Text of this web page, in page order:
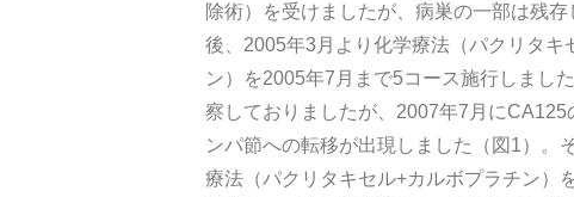
（註）本データの詳細につきましては、こちら
除術）を受けましたが、病巣の一部は残
後、2005年3月より化学療法（パクリタキ
ン）を2005年7月まで5コース施行しまし
察しておりましたが、2007年7月にCA125
ンパ節への転移が出現しました（図1）。
療法（パクリタキセル+カルボプラチン）